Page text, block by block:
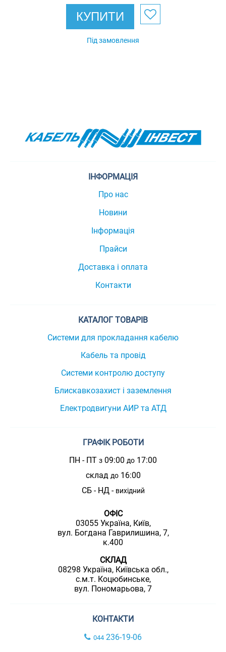
КУПИТИ
Під замовлення
ІНФОРМАЦІЯ
Про нас
Новини
Інформація
Прайси
Доставка і оплата
Контакти
КАТАЛОГ ТОВАРІВ
Системи для прокладання кабелю
Кабель та провід
Системи контролю доступу
Блискавкозахист і заземлення
Електродвигуни АИР та АТД
ГРАФІК РОБОТИ
ПН - ПТ з 09:00 до 17:00
склад до16:00
СБ - НД - вихідний
ОФІС
03055 Україна, Київ,
вул. Богдана Гаврилишина, 7,
к.400
СКЛАД
08298 Україна, Київська обл.,
с.м.т. Коцюбинське,
вул. Пономарьова, 7
КОНТАКТИ
044 236-19-06